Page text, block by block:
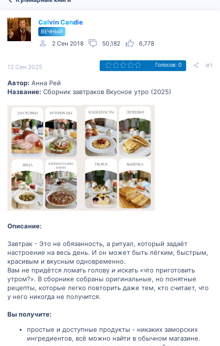
Calvin Candie
ВЕЧНЫЙ
2 Сен 2018 50,182 6,778
12 Сен 2025 Голосов: 0 #1
Автор: Анна Рей
Название: Сборник завтраков Вкусное утро (2025)
Описание:
Завтрак - Это не обязанность, а ритуал, который задаёт
настроение на весь день. И он может быть лёгким, быстрым,
красивым и вкусным одновременно.
Вам не придётся ломать голову и искать «что приготовить
утром?». В сборнике собраны оригинальные, но понятные
рецепты, которые легко повторить даже тем, кто считает, что
у него никогда не получится.
Вы получите:
простые и доступные продукты - никаких заморских
ингредиентов, всё можно найти в обычном магазине.